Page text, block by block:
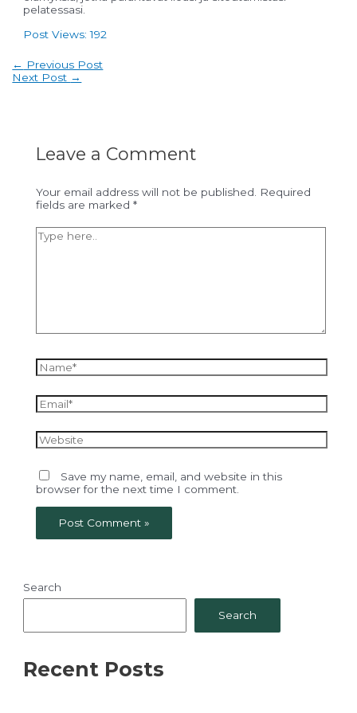
pelatessasi.
Post Views: 192
Post
navigation
← Previous Post
Next Post →
Leave a Comment
Your email address will not be published.
Required
fields are marked *
Type
here..
Name*
Email*
Website
Save my name, email, and website in this
browser for the next time I comment.
Search
Search
Recent Posts